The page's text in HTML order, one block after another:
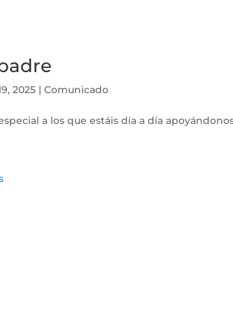
2025 |Comunicado
a los que estáis día a día